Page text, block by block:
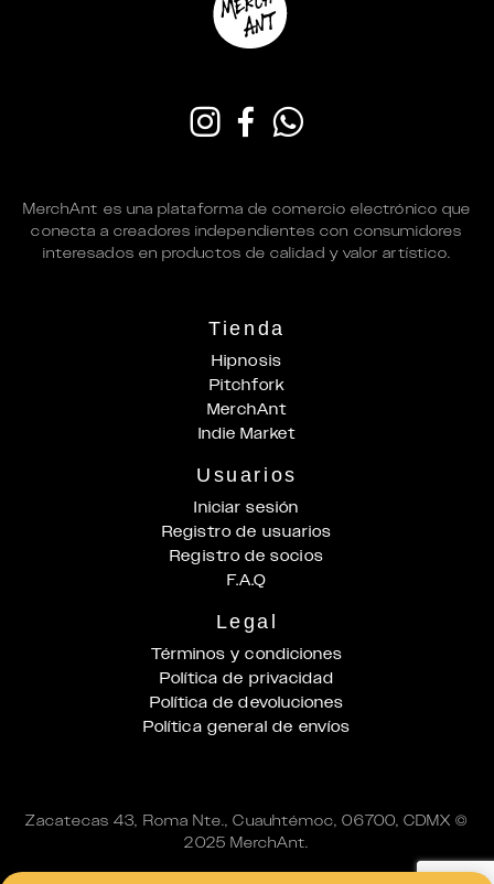
MerchAnt es una plataforma de comercio electrónico que
conecta a creadores independientes con consumidores
interesados en productos de calidad y valor artístico.
Tienda
Hipnosis
Pitchfork
MerchAnt
Indie Market
Usuarios
Iniciar sesión
Registro de usuarios
Registro de socios
F.A.Q
Legal
Términos y condiciones
Política de privacidad
Política de devoluciones
Política general de envíos
Zacatecas 43, Roma Nte., Cuauhtémoc, 06700, CDMX ©
2025 MerchAnt.